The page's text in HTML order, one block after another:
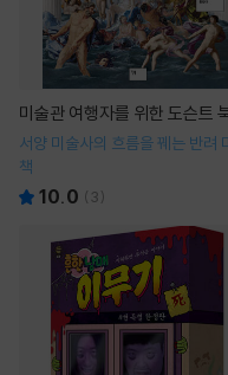
미술관 여행자를 위한 도슨트
서양 미술사의 흐름을 꿰는 반려
책
10.0 ( 3)